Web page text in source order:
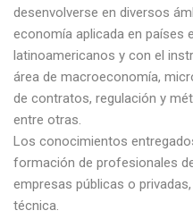
desenvolverse en diversos
economía aplicada en países
latinoamericanos y con el
área de macroeconomía,
de contratos, regulación y
entre otras.
Los conocimientos
formación de profesionales
empresas públicas o
técnica.